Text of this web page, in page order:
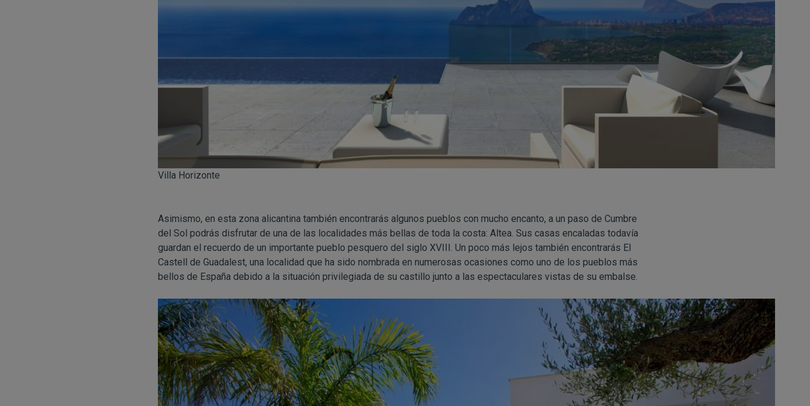
Villa Horizonte
Asimismo, en esta zona alicantina también encontrarás algunos pueblos con mucho encanto, a un paso de Cumbre
del Sol podrás disfrutar de una de las localidades más bellas de toda la costa: Altea. Sus casas encaladas todavía
guardan el recuerdo de un importante pueblo pesquero del siglo XVIII. Un poco más lejos también encontrarás El
Castell de Guadalest, una localidad que ha sido nombrada en numerosas ocasiones como uno de los pueblos más
bellos de España debido a la situación privilegiada de su castillo junto a las espectaculares vistas de su embalse.